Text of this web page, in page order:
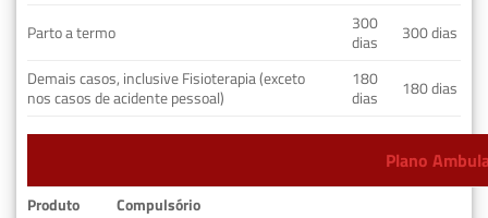
Parto a termo
300
dias
300 dias
Demais casos, inclusive Fisioterapia (exceto
nos casos de acidente pessoal)
180
dias
180 dias
Plano
Produto
Compulsório